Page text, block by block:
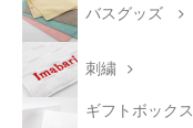
バスグッズ
刺繍
ギフトボックス